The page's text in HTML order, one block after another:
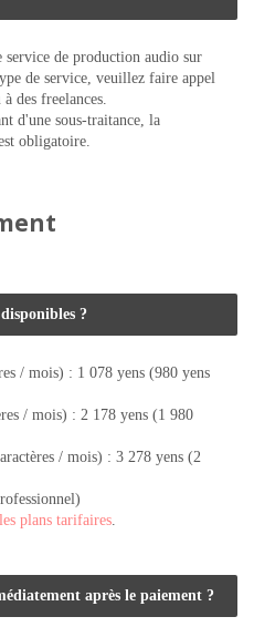
service de production audio sur
de service, veuillez faire appel
des freelances.
d'une sous-traitance, la
obligatoire.
?
/ mois) : 1 078 yens (980 yens
/ mois) : 2 178 yens (1 980
/ mois) : 3 278 yens (2
les plans tarifaires
après le paiement ?